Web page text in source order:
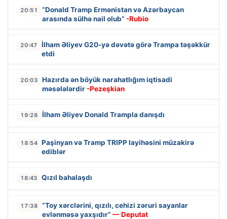
20:51
“Donald Tramp Ermənistan və Azərbaycan
arasında sülhə nail olub” -Rubio
20:47
İlham Əliyev G20-yə dəvətə görə Trampa təşəkkür
etdi
20:03
Hazırda ən böyük narahatlığım iqtisadi
məsələlərdir -Pezeşkian
19:28 İlham Əliyev Donald Trampla danışdı
18:54 Paşinyan və Tramp TRIPP layihəsini müzakirə
ediblər
18:43 Qızıl bahalaşdı
17:38
“Toy xərclərini, qızılı, cehizi zəruri sayanlar
evlənməsə yaxşıdır” — Deputat